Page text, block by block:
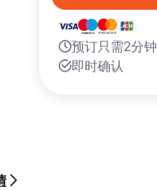
预订只需2分钟
即时确认